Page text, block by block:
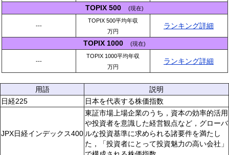
TOPIX 500 (現在)
---
TOPIX 500平均年収
万円
ランキング詳細
TOPIX 1000 (現在)
---
TOPIX 1000平均年収
万円
ランキング詳細
用語
説明
日経225
日本を代表する株価指数
JPX日経インデックス400
東証市場上場企業のうち，資本の効率的活用
や投資者を意識した経営観点など，グローバ
ルな投資基準に求められる諸要件を満たし
た，「投資者にとって投資魅力の高い会社」